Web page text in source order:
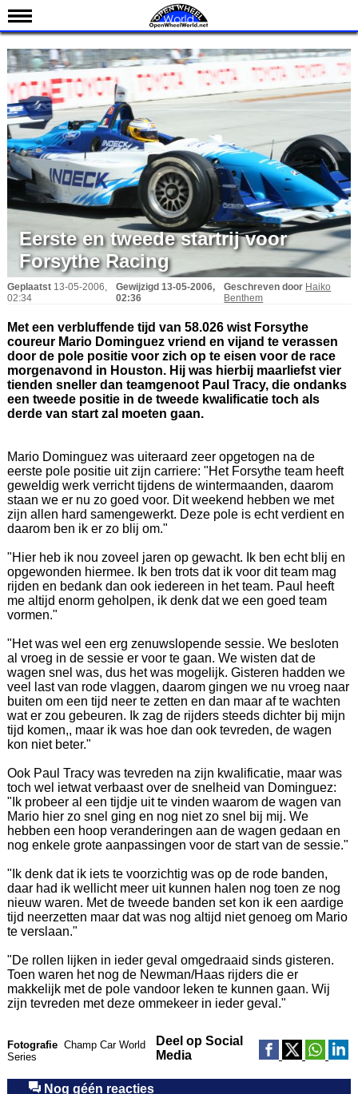
Nieuws
Kalender
Uitslagen
Standen
Coureurs
Teams
IndyCar 101
Indy 500
English
Eerste en tweede startrij voor
Forsythe Racing
Geplaatst 13-05-2006,
02:34
Gewijzigd 13-05-2006,
02:36
Geschreven door Haiko
Benthem
Met een verbluffende tijd van 58.026 wist Forsythe
coureur Mario Dominguez vriend en vijand te verassen
door de pole positie voor zich op te eisen voor de race
morgenavond in Houston. Hij was hierbij maarliefst vier
tienden sneller dan teamgenoot Paul Tracy, die ondanks
een tweede positie in de tweede kwalificatie toch als
derde van start zal moeten gaan.
Mario Dominguez was uiteraard zeer opgetogen na de
eerste pole positie uit zijn carriere: "Het Forsythe team heeft
geweldig werk verricht tijdens de wintermaanden, daarom
staan we er nu zo goed voor. Dit weekend hebben we met
zijn allen hard samengewerkt. Deze pole is echt verdient en
daarom ben ik er zo blij om."
"Hier heb ik nou zoveel jaren op gewacht. Ik ben echt blij en
opgewonden hiermee. Ik ben trots dat ik voor dit team mag
rijden en bedank dan ook iedereen in het team. Paul heeft
me altijd enorm geholpen, ik denk dat we een goed team
vormen."
"Het was wel een erg zenuwslopende sessie. We besloten
al vroeg in de sessie er voor te gaan. We wisten dat de
wagen snel was, dus het was mogelijk. Gisteren hadden we
veel last van rode vlaggen, daarom gingen we nu vroeg naar
buiten om een tijd neer te zetten en dan maar af te wachten
wat er zou gebeuren. Ik zag de rijders steeds dichter bij mijn
tijd komen,, maar ik was hoe dan ook tevreden, de wagen
kon niet beter."
Ook Paul Tracy was tevreden na zijn kwalificatie, maar was
toch wel ietwat verbaast over de snelheid van Dominguez:
"Ik probeer al een tijdje uit te vinden waarom de wagen van
Mario hier zo snel ging en nog niet zo snel bij mij. We
hebben een hoop veranderingen aan de wagen gedaan en
nog enkele grote aanpassingen voor de start van de sessie."
"Ik denk dat ik iets te voorzichtig was op de rode banden,
daar had ik wellicht meer uit kunnen halen nog toen ze nog
nieuw waren. Met de tweede banden set kon ik een aardige
tijd neerzetten maar dat was nog altijd niet genoeg om Mario
te verslaan."
"De rollen lijken in ieder geval omgedraaid sinds gisteren.
Toen waren het nog de Newman/Haas rijders die er
makkelijk met de pole vandoor leken te kunnen gaan. Wij
zijn tevreden met deze ommekeer in ieder geval."
Fotografie Champ Car World
Series
Deel op Social
Media
Nog géén reacties